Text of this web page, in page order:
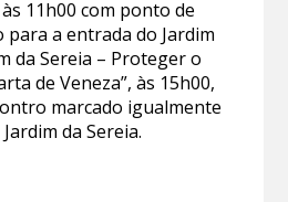
11h00 com ponto de
a entrada do Jardim
da Sereia – Proteger o
de Veneza”, às 15h00,
marcado igualmente
da Sereia.